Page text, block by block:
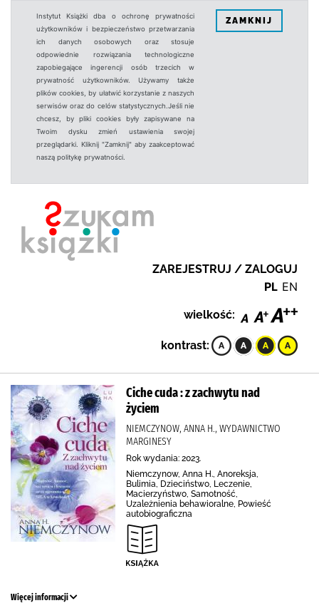
Instytut Książki dba o ochronę prywatności
użytkowników i bezpieczeństwo przetwarzania
ich danych osobowych oraz stosuje
odpowiednie rozwiązania technologiczne
zapobiegające ingerencji osób trzecich w
prywatność użytkowników. Używamy także
plików cookies, by ułatwić korzystanie z naszych
serwisów oraz do celów statystycznych.Jeśli nie
chcesz, by pliki cookies były zapisywane na
Twoim dysku zmień ustawienia swojej
przeglądarki. Kliknij "Zamknij" aby zaakceptować
naszą politykę prywatności.
ZAMKNIJ
ZAREJESTRUJ / ZALOGUJ
PL EN
wielkość:
kontrast:
Ciche cuda : z zachwytu nad
życiem
NIEMCZYNOW, ANNA H., WYDAWNICTWO
MARGINESY
Rok wydania: 2023.
Niemczynow, Anna H., Anoreksja,
Bulimia, Dzieciństwo, Leczenie,
Macierzyństwo, Samotność,
Uzależnienia behawioralne, Powieść
autobiograficzna
Więcej informacji